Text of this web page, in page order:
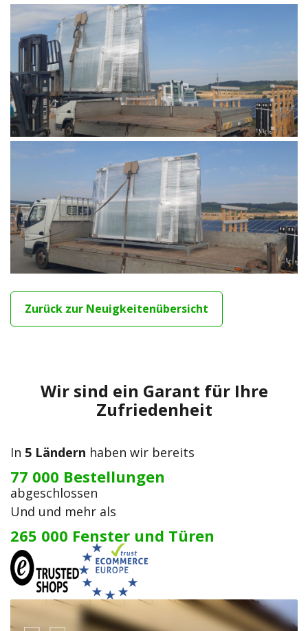
Zurück zur Neuigkeitenübersicht
Wir sind ein Garant für Ihre
Zufriedenheit
In 5 Ländern haben wir bereits
77 000 Bestellungen
abgeschlossen
Und und mehr als
265 000 Fenster und Türen